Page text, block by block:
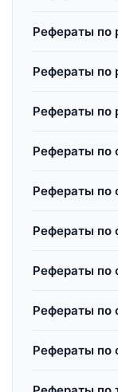
Рефераты по
Рефераты по
Рефераты по
Рефераты по
Рефераты по
Рефераты по
Рефераты по
Рефераты по
Рефераты по